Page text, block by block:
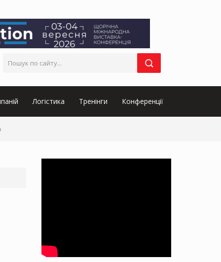
Логістика Тренінги Конференції